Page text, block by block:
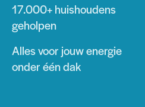
17.000+huishoudens
geholpen
Alles voor jouw energie
onder één dak